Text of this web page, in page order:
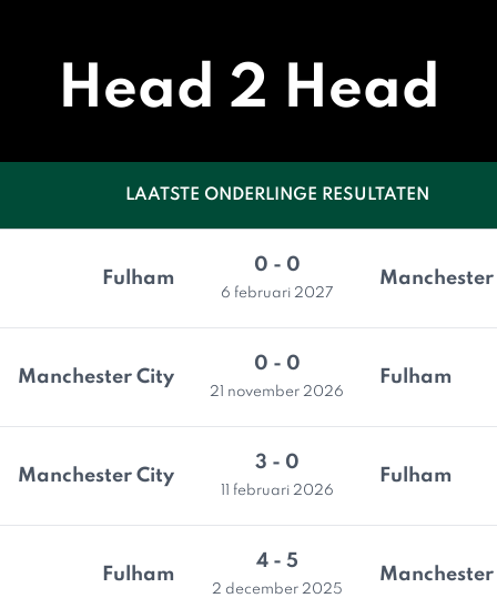
Head 2 Head
LAATSTE ONDERLINGE RESULTATEN
Fulham
0 - 0
6 februari 2027
Manchester
Manchester City
0 - 0
21 november 2026
Fulham
Manchester City
3 - 0
11 februari 2026
Fulham
Fulham
4 - 5
2 december 2025
Manchester